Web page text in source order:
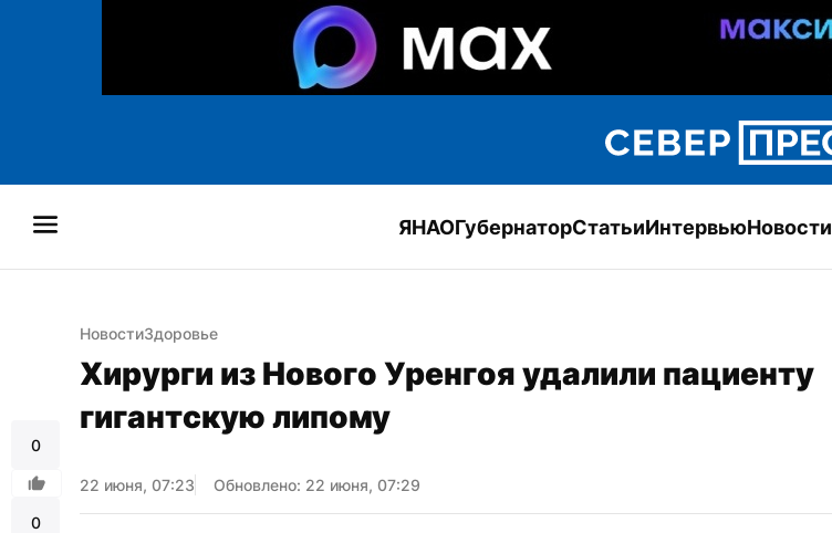
ЯНАОГубернаторСтатьиИнтервьюНовости
0
0
НовостиЗдоровье
Хирурги из Нового Уренгоя удалили пациенту
гигантскую липому
22 июня, 07:23 Обновлено: 22 июня, 07:29